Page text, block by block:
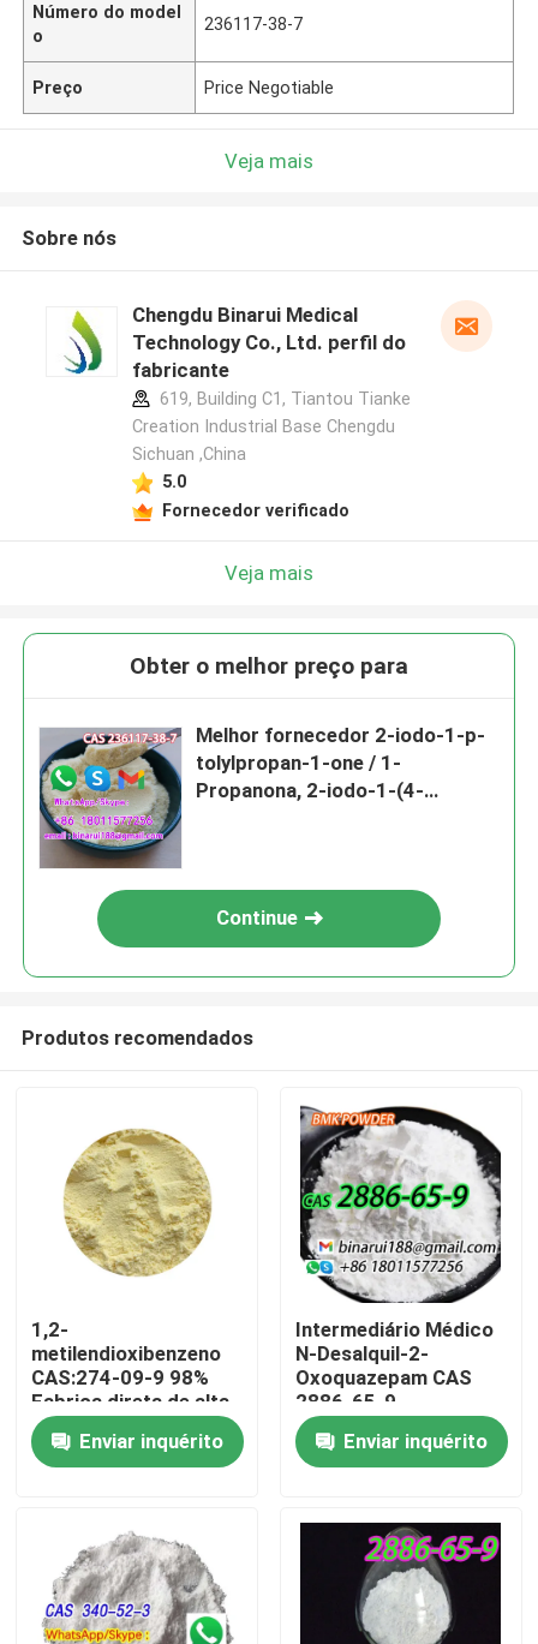
Produtos
Vídeos
Número do model
o
236117-38-7
Preço Price Negotiable
Veja mais
Sobre nós
Chengdu Binarui Medical
Technology Co., Ltd. perfil do
fabricante
619, Building C1, Tiantou Tianke
Creation Industrial Base Chengdu
Sichuan ,China
5.0
Fornecedor verificado
Veja mais
Obter o melhor preço para
Melhor fornecedor 2-iodo-1-p-
tolylpropan-1-one / 1-
Propanona, 2-iodo-1-(4-
Continue
Produtos recomendados
1,2-
metilendioxibenzeno
CAS:274-09-9 98%
Fabrica direta de alta
qualidade Embalagem
local sob demanda
Enviar inquérito
Intermediário Médico
N-Desalquil-2-
Oxoquazepam CAS
2886-65-9
Enviar inquérito